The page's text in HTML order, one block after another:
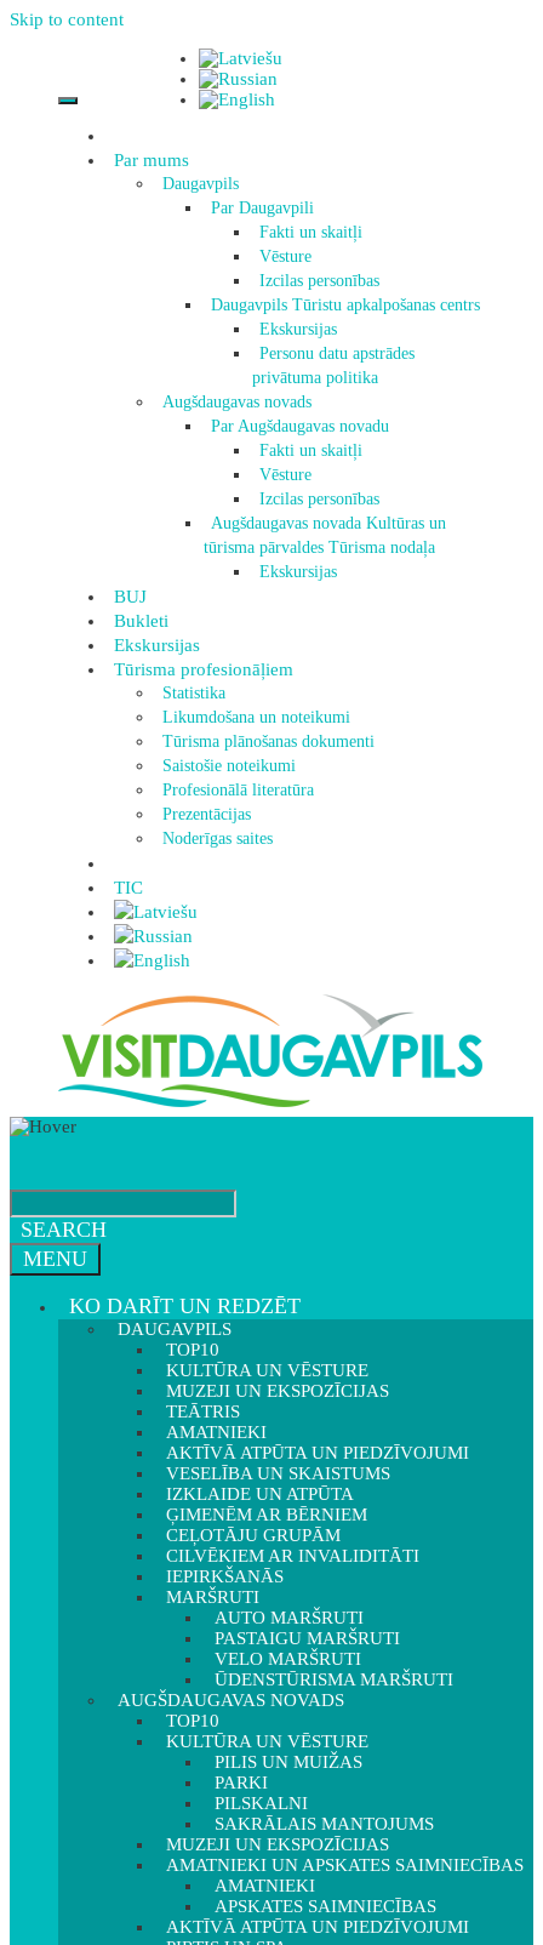
Skip to content
Par mums
Daugavpils
Par Daugavpili
Fakti un skaitļi
Vēsture
Izcilas personības
Daugavpils Tūristu apkalpošanas centrs
Ekskursijas
Personu datu apstrādes
privātuma politika
Augšdaugavas novads
Par Augšdaugavas novadu
Fakti un skaitļi
Vēsture
Izcilas personības
Augšdaugavas novada Kultūras un
tūrisma pārvaldes Tūrisma nodaļa
Ekskursijas
BUJ
Bukleti
Ekskursijas
Tūrisma profesionāļiem
Statistika
Likumdošana un noteikumi
Tūrisma plānošanas dokumenti
Saistošie noteikumi
Profesionālā literatūra
Prezentācijas
Noderīgas saites
TIC
SEARCH
MENU
KO DARĪT UN REDZĒT
DAUGAVPILS
TOP10
KULTŪRA UN VĒSTURE
MUZEJI UN EKSPOZĪCIJAS
TEĀTRIS
AMATNIEKI
AKTĪVĀ ATPŪTA UN PIEDZĪVOJUMI
VESELĪBA UN SKAISTUMS
IZKLAIDE UN ATPŪTA
ĢIMENĒM AR BĒRNIEM
CEĻOTĀJU GRUPĀM
CILVĒKIEM AR INVALIDITĀTI
IEPIRKŠANĀS
MARŠRUTI
AUTO MARŠRUTI
PASTAIGU MARŠRUTI
VELO MARŠRUTI
ŪDENSTŪRISMA MARŠRUTI
AUGŠDAUGAVAS NOVADS
TOP10
KULTŪRA UN VĒSTURE
PILIS UN MUIŽAS
PARKI
PILSKALNI
SAKRĀLAIS MANTOJUMS
MUZEJI UN EKSPOZĪCIJAS
AMATNIEKI UN APSKATES SAIMNIECĪBAS
AMATNIEKI
APSKATES SAIMNIECĪBAS
AKTĪVĀ ATPŪTA UN PIEDZĪVOJUMI